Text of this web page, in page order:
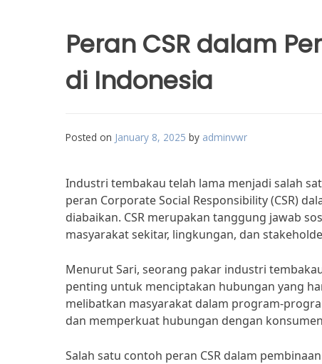
Peran CSR dalam
di Indonesia
Posted on January 8, 2025 by adminvwr
Industri tembakau telah lama menjadi salah
peran Corporate Social Responsibility (CSR)
diabaikan. CSR merupakan tanggung jawab
masyarakat sekitar, lingkungan, dan
Menurut Sari, seorang pakar industri
penting untuk menciptakan hubungan yang
melibatkan masyarakat dalam program-
dan memperkuat hubungan dengan
Salah satu contoh peran CSR dalam